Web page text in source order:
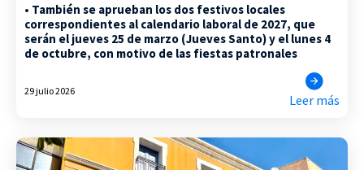
• También se aprueban los dos festivos locales
correspondientes al calendario laboral de 2027, que
serán el jueves 25 de marzo (Jueves Santo) y el lunes 4
de octubre, con motivo de las fiestas patronales
29 julio 2026
Leer más